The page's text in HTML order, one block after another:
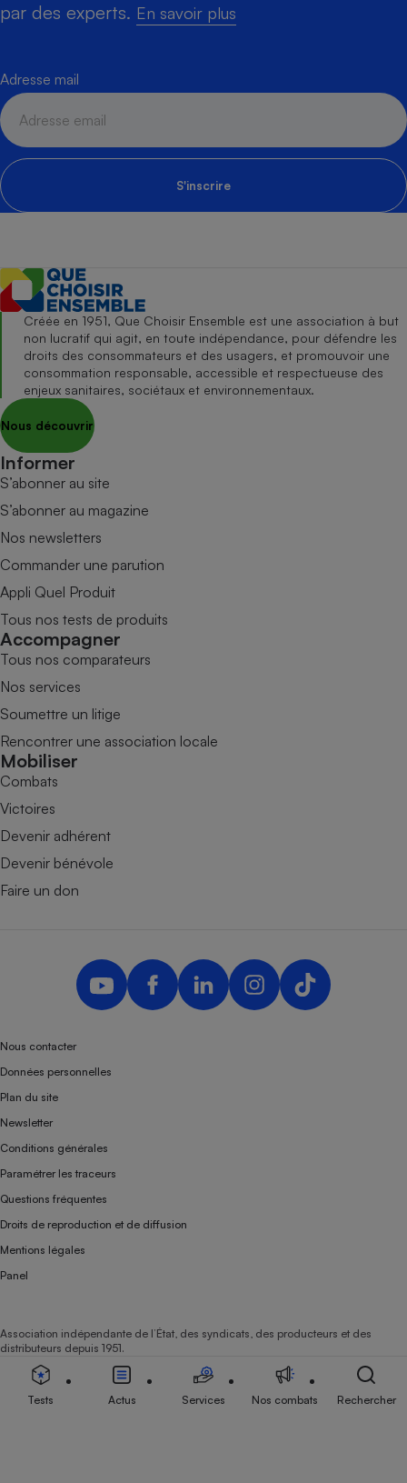
par des experts. En savoir plus
Adresse mail
S'inscrire
Créée en 1951, Que Choisir Ensemble est une association à but
non lucratif qui agit, en toute indépendance, pour défendre les
droits des consommateurs et des usagers, et promouvoir une
consommation responsable, accessible et respectueuse des
enjeux sanitaires, sociétaux et environnementaux.
Nous découvrir
Informer
S’abonner au site
S’abonner au magazine
Nos newsletters
Commander une parution
Appli Quel Produit
Tous nos tests de produits
Accompagner
Tous nos comparateurs
Nos services
Soumettre un litige
Rencontrer une association locale
Mobiliser
Combats
Victoires
Devenir adhérent
Devenir bénévole
Faire un don
Nous contacter
Données personnelles
Plan du site
Newsletter
Conditions générales
Paramétrer les traceurs
Questions fréquentes
Droits de reproduction et de diffusion
Mentions légales
Panel
Association indépendante de l’État, des syndicats, des producteurs et des
distributeurs depuis 1951.
Tests Actus Services Nos combats Rechercher